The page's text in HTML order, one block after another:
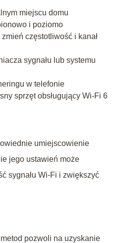
miejscu domu
i poziomo
częstotliwość i kanał
sygnału lub systemu
w telefonie
sprzęt obsługujący Wi-Fi 6
umiejscowienie
jego ustawień może
sygnału Wi-Fi i zwiększyć
pozwoli na uzyskanie